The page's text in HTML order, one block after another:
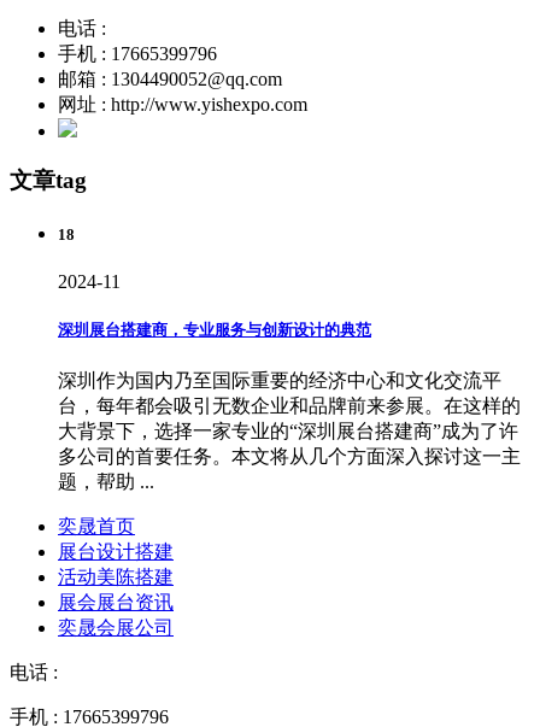
电话 :
手机 : 17665399796
邮箱 : 1304490052@qq.com
网址 : http://www.yishexpo.com
文章tag
18
2024-11
深圳展台搭建商，专业服务与创新设计的典范
深圳作为国内乃至国际重要的经济中心和文化交流平
台，每年都会吸引无数企业和品牌前来参展。在这样的
大背景下，选择一家专业的“深圳展台搭建商”成为了许
多公司的首要任务。本文将从几个方面深入探讨这一主
题，帮助 ...
奕晟首页
展台设计搭建
活动美陈搭建
展会展台资讯
奕晟会展公司
电话 :
手机 : 17665399796